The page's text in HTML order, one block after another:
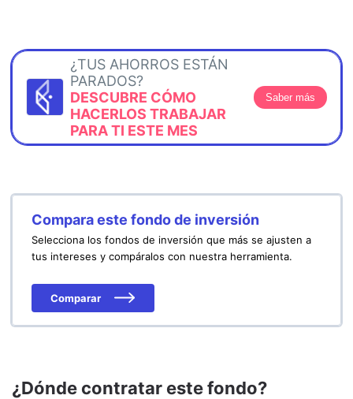
¿TUS AHORROS ESTÁN
PARADOS?
DESCUBRE CÓMO
HACERLOS TRABAJAR
PARA TI ESTE MES
Saber más
Compara este fondo de inversión
Selecciona los fondos de inversión que más se ajusten a
tus intereses y compáralos con nuestra herramienta.
Comparar
¿Dónde contratar este fondo?